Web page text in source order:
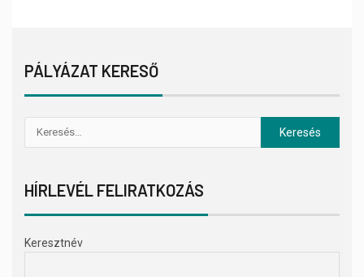
PÁLYÁZAT KERESŐ
HÍRLEVÉL FELIRATKOZÁS
Keresztnév